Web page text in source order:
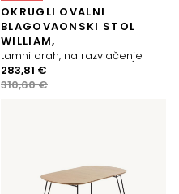
OKRUGLI OVALNI
BLAGOVAONSKI STOL
WILLIAM,
tamni orah, na razvlačenje
310,60€
Izvorna
cijena
283,81 €
Trenutna
cijena